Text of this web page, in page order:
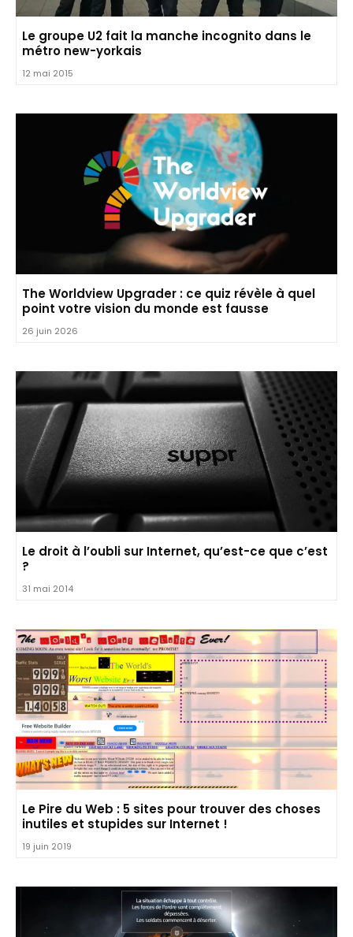
Le groupe U2 fait la manche incognito dans le
métro new-yorkais
12 mai 2015
The Worldview Upgrader : ce quiz révèle à quel
point votre vision du monde est fausse
26 juin 2026
Le droit à l’oubli sur Internet, qu’est-ce que c’est
?
31 mai 2014
Le Pire du Web : 5 sites pour trouver des choses
inutiles et stupides sur Internet !
19 juin 2019